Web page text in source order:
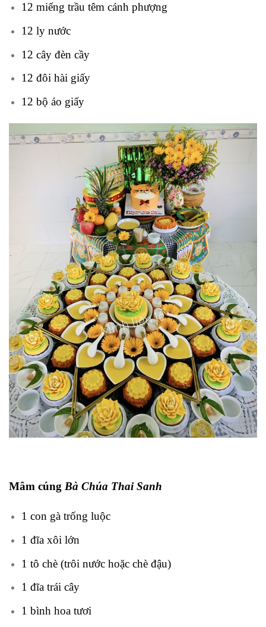
12 miếng trầu têm cánh phượng
12 ly nước
12 cây đèn cầy
12 đôi hài giấy
12 bộ áo giấy
Mâm cúng Bà Chúa Thai Sanh
1 con gà trống luộc
1 đĩa xôi lớn
1 tô chè (trôi nước hoặc chè đậu)
1 đĩa trái cây
1 bình hoa tươi